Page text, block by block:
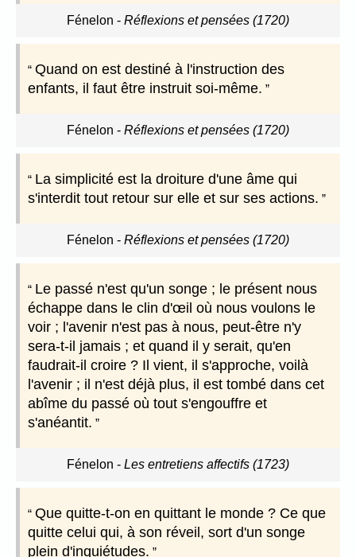
Fénelon - Réflexions et pensées (1720)
Quand on est destiné à l'instruction des
enfants, il faut être instruit soi-même.
Fénelon - Réflexions et pensées (1720)
La simplicité est la droiture d'une âme qui
s'interdit tout retour sur elle et sur ses actions.
Fénelon - Réflexions et pensées (1720)
Le passé n'est qu'un songe ; le présent nous
échappe dans le clin d'œil où nous voulons le
voir ; l'avenir n'est pas à nous, peut-être n'y
sera-t-il jamais ; et quand il y serait, qu'en
faudrait-il croire ? Il vient, il s'approche, voilà
l'avenir ; il n'est déjà plus, il est tombé dans cet
abîme du passé où tout s'engouffre et
s'anéantit.
Fénelon - Les entretiens affectifs (1723)
Que quitte-t-on en quittant le monde ? Ce que
quitte celui qui, à son réveil, sort d'un songe
plein d'inquiétudes.